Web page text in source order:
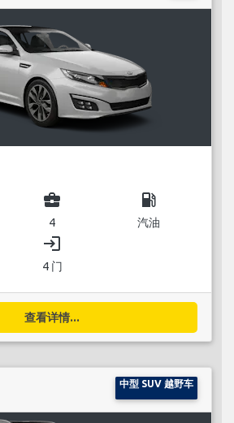
business_center
4
local_gas_station
汽油
login
4 门
查看详情...
中型 SUV 越野车